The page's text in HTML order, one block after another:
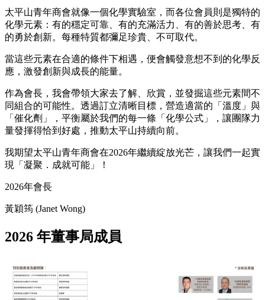
太平山青年商會就像一個化學實驗室，而各位會員則是獨特的
化學元素：有的穩定可靠、有的充滿活力、有的善於思考、有
的勇於創新。每種特質都彌足珍貴、不可取代。
當這些元素在合適的條件下相遇，便會觸發意想不到的化學反
應，激發創新與成長的能量。
作為會長，我會帶領大家去了解、欣賞，並發掘這些元素間不
同組合的可能性。透過訂立清晰目標，營造適當的「溫度」與
「催化劑」，平衡屬於我們的每一條「化學公式」，讓團隊力
量發揮得恰到好處，推動太平山持續向前。
我期望太平山青年商會在2026年繼續綻放光芒，讓我們一起實
現「凝聚．成就可能」！
2026年會長
黃穎筠 (Janet Wong)
2026 年董事局成員